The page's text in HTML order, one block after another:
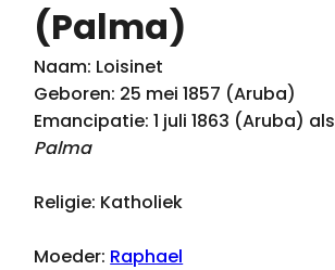
(Palma)
Naam: Loisinet
Geboren: 25 mei 1857 (Aruba)
Emancipatie: 1 juli 1863 (Aruba) als
Palma
Religie: Katholiek
Moeder: Raphael